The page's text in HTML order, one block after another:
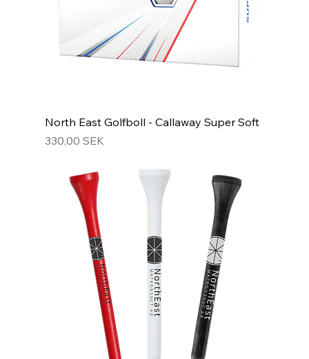
North East Golfboll - Callaway Super Soft
Prix
330,00 SEK